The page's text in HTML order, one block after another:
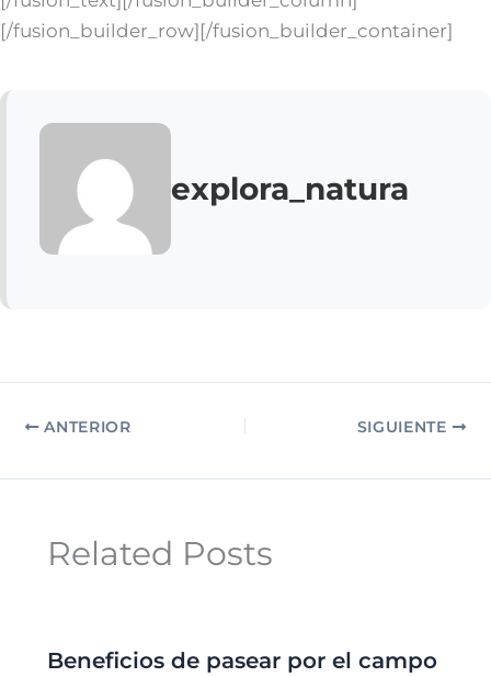
[/fusion_builder_row][/fusion_builder_container]
explora_natura
ANTERIOR SIGUIENTE
Related Posts
Beneficios de pasear por el campo